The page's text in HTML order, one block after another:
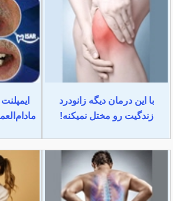
با این درمان دیگه زانودرد
زندگیت رو مختل نمیکنه!
مادام‌العمر+ 25%